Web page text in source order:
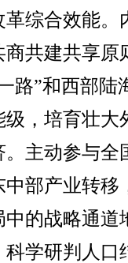
综合效能。
共建共享原
路”和西部陆
，培育壮大
主动参与全
部产业转移
的战略通道
学研判人口